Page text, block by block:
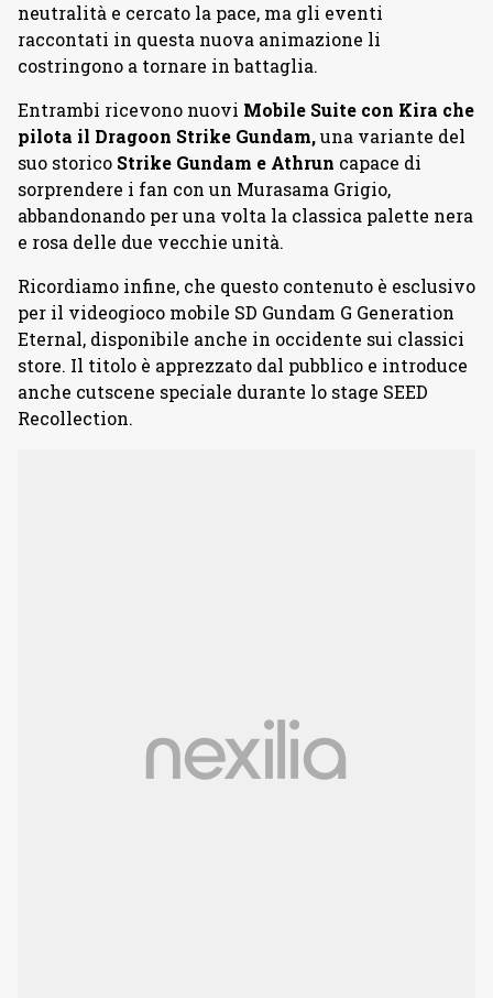
neutralità e cercato la pace, ma gli eventi
raccontati in questa nuova animazione li
costringono a tornare in battaglia.
Entrambi ricevono nuovi Mobile Suite con Kira che
pilota il Dragoon Strike Gundam,una variante del
suo storico Strike Gundam e Athrun capace di
sorprendere i fan con un Murasama Grigio,
abbandonando per una volta la classica palette nera
e rosa delle due vecchie unità.
Ricordiamo infine, che questo contenuto è esclusivo
per il videogioco mobile SD Gundam G Generation
Eternal, disponibile anche in occidente sui classici
store. Il titolo è apprezzato dal pubblico e introduce
anche cutscene speciale durante lo stage SEED
Recollection.